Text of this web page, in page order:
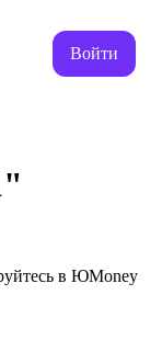
Войти
в ЮMoney